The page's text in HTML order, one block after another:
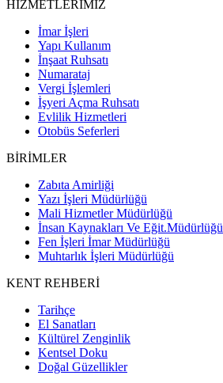
HİZMETLERİMİZ
İmar İşleri
Yapı Kullanım
İnşaat Ruhsatı
Numarataj
Vergi İşlemleri
İşyeri Açma Ruhsatı
Evlilik Hizmetleri
Otobüs Seferleri
BİRİMLER
Zabıta Amirliği
Yazı İşleri Müdürlüğü
Mali Hizmetler Müdürlüğü
İnsan Kaynakları Ve Eğit.Müdürlüğü
Fen İşleri İmar Müdürlüğü
Muhtarlık İşleri Müdürlüğü
KENT REHBERİ
Tarihçe
El Sanatları
Kültürel Zenginlik
Kentsel Doku
Doğal Güzellikler